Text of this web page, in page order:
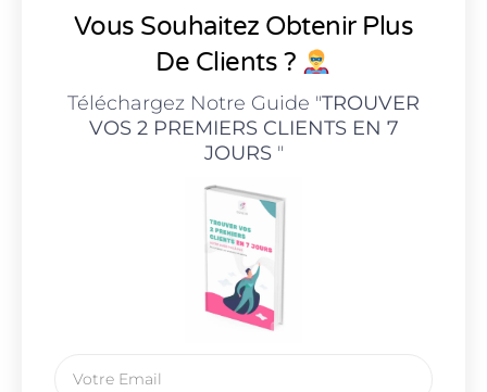
Vous Souhaitez Obtenir Plus
De Clients ?
Téléchargez Notre Guide "TROUVER
VOS 2 PREMIERS CLIENTS EN 7
JOURS"